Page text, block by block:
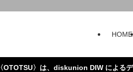
HOME
〈OTOTSU〉は、diskunion DIW による